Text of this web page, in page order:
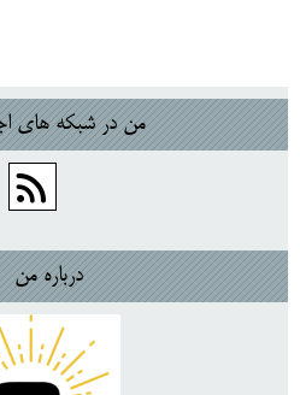
من در شبكه هاي
درباره من